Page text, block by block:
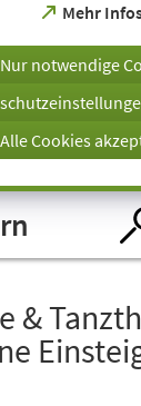
Mehr
(Öffnet
einem
Tab)
Nur notwendige
Alle Cookies
&